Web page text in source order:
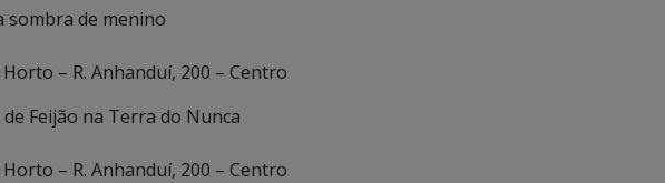
sombra de menino
– R. Anhanduí, 200 – Centro
de Feijão na Terra do Nunca
– R. Anhanduí, 200 – Centro